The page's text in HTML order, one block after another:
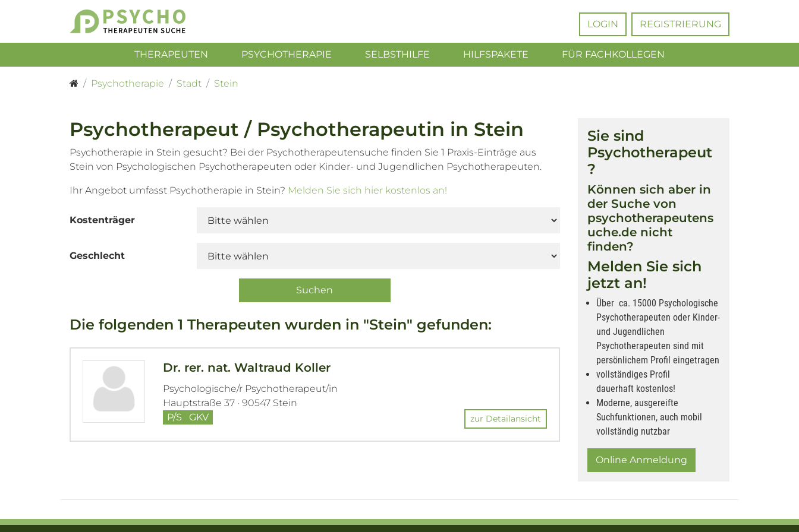
LOGIN REGISTRIERUNG
THERAPEUTEN PSYCHOTHERAPIE SELBSTHILFE HILFSPAKETE FÜR FACHKOLLEGEN
Psychotherapie Stadt Stein
Psychotherapeut / Psychotherapeutin in Stein
Psychotherapie in Stein gesucht? Bei der Psychotherapeutensuche finden Sie 1 Praxis-Einträge aus
Stein von Psychologischen Psychotherapeuten oder Kinder- und Jugendlichen Psychotherapeuten.
Ihr Angebot umfasst Psychotherapie in Stein? Melden Sie sich hier kostenlos an!
Kostenträger
Geschlecht
Die folgenden 1 Therapeuten wurden in "Stein" gefunden:
Dr. rer. nat. Waltraud Koller
Psychologische/r Psychotherapeut/in
Hauptstraße 37 · 90547 Stein
P/S
GKV zur Detailansicht
Sie sind
Psychotherapeut
?
Können sich aber in
der Suche von
psychotherapeutens
uche.de nicht
finden?
Melden Sie sich
jetzt an!
Über ca. 15000 Psychologische
Psychotherapeuten oder Kinder-
und Jugendlichen
Psychotherapeuten sind mit
persönlichem Profil eingetragen
vollständiges Profil
dauerhaft kostenlos!
Moderne, ausgereifte
Suchfunktionen, auch mobil
vollständig nutzbar
Online Anmeldung